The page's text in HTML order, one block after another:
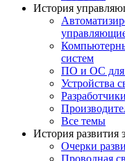
История
систем
ПО и ОС для
Устройства
Разработчики
Все темы
История развития
Очерки
Проводная